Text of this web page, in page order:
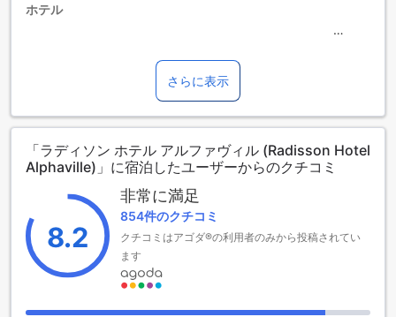
ホテル
時間ルームサービス、コーヒーショップ、バー、ランドリー
サービス、レストラン、ツアー、バレーパーキング、コンシ
ェルジュ、マッサージ、フィットネスセンター、サウナ、ス
チームルーム、スパ、屋外プール、公共エリアでのWi-Fi、指
定された喫煙エリア、シャトルサービス、全室無料Wi-Fi、ド
ライクリーニング、エクスプレスチェックイン/チェックアウ
ト、荷物預かり、デイリーハウスキーピング、チケットサー
ビス、朝食ビュッフェ、コンチネンタルブレックファース
ト、有料駐車場など、豊富な施設を備えた4つ星ホテルです。
また、無料のフィットネスセンターも利用可能です。
楽しいエンターテイメント施設でリラックスするラディソン
ホテル アルファヴィル
ラディソン ホテル アルファヴィルでは、滞在中に楽しいエン
さらに表示
「ラディソン ホテル アルファヴィル (Radisson Hotel
Alphaville)」に宿泊したユーザーからのクチコミ
8.2
非常に満足
854件のクチコミ
クチコミはアゴダ®の利用者のみから投稿されてい
ます